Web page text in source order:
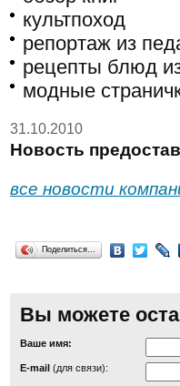
культпоход
репортаж из
рецепты блюд
модные
31.10.2010
Новость
все новости
Поделиться…
Вы можете
Ваше имя:
Е-mail (для связи):